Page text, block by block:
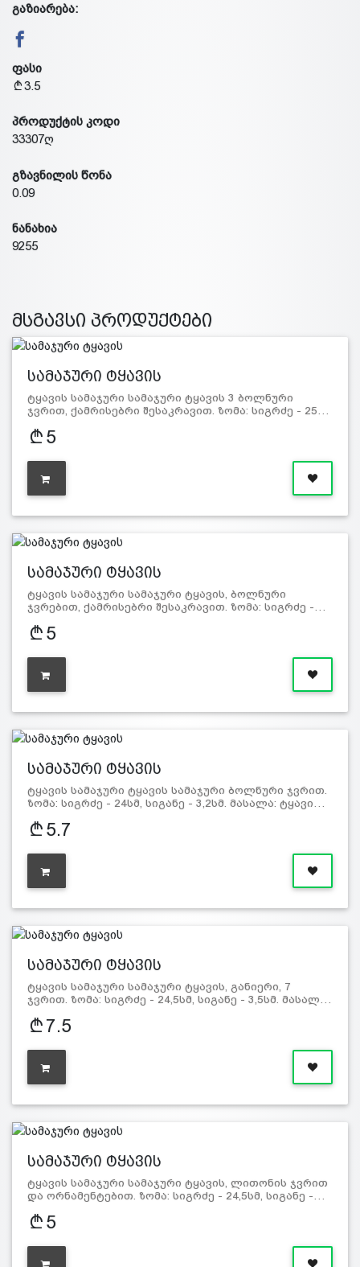
გაზიარება:
ფასი
3.5
პროდუქტის კოდი
33307ღ
გზავნილის წონა
0.09
ნანახია
9255
მსგავსი პროდუქტები
სამაჯური ტყავის
ტყავის სამაჯური სამაჯური ტყავის 3 ბოლნური
ჯვრით, ქამრისებრი შესაკრავით. ზომა: სიგრძე - 25…
5
სამაჯური ტყავის
ტყავის სამაჯური სამაჯური ტყავის, ბოლნური
ჯვრებით, ქამრისებრი შესაკრავით. ზომა: სიგრძე -…
5
სამაჯური ტყავის
ტყავის სამაჯური ტყავის სამაჯური ბოლნური ჯვრით.
ზომა: სიგრძე - 24სმ, სიგანე - 3,2სმ. მასალა: ტყავი…
5.7
სამაჯური ტყავის
ტყავის სამაჯური სამაჯური ტყავის, განიერი, 7
ჯვრით. ზომა: სიგრძე - 24,5სმ, სიგანე - 3,5სმ. მასალ…
7.5
სამაჯური ტყავის
ტყავის სამაჯური სამაჯური ტყავის, ლითონის ჯვრით
და ორნამენტებით. ზომა: სიგრძე - 24,5სმ, სიგანე -…
5